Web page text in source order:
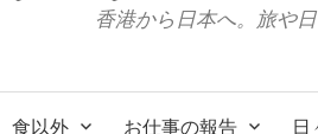
香港から日本へ。旅や
食以外 お仕事の報告 日